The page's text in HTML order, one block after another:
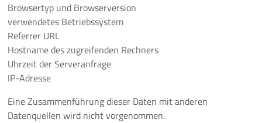
Browsertyp und Browserversion
verwendetes Betriebssystem
Referrer URL
Hostname des zugreifenden Rechners
Uhrzeit der Serveranfrage
IP-Adresse
Eine Zusammenführung dieser Daten mit anderen
Datenquellen wird nicht vorgenommen.